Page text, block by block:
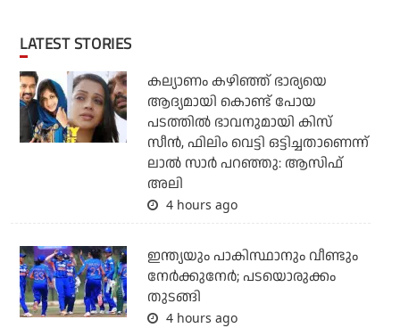
LATEST STORIES
കല്യാണം കഴിഞ്ഞ് ഭാര്യയെ
ആദ്യമായി കൊണ്ട് പോയ
പടത്തില്‍ ഭാവനുമായി കിസ്
സീന്‍, ഫിലിം വെട്ടി ഒട്ടിച്ചതാണെന്ന്
ലാല്‍ സാര്‍ പറഞ്ഞു: ആസിഫ്
അലി
4 hours ago
ഇന്ത്യയും പാകിസ്ഥാനും വീണ്ടും
നേര്‍ക്കുനേര്‍; പടയൊരുക്കം
തുടങ്ങി
4 hours ago